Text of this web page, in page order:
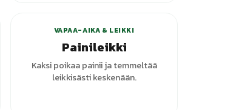
VAPAA-AIKA & LEIKKI
Painileikki
Kaksi poikaa painii ja temmeltää
leikkisästi keskenään.